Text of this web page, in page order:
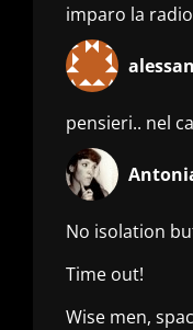
imparo la
pensieri.. nel
No isolation
Time out!
Wise men,